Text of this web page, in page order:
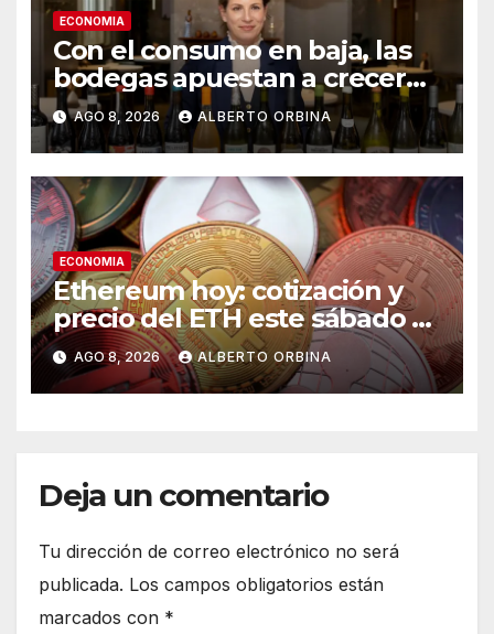
ECONOMIA
Con el consumo en baja, las
bodegas apuestan a crecer
transformando el vino
argentino en una experiencia
gourmet
AGO 8, 2026 ALBERTO ORBINA
ECONOMIA
Ethereum hoy: cotización y
precio del ETH este sábado 8
de agosto de 2026
AGO 8, 2026 ALBERTO ORBINA
Deja un comentario
Tu dirección de correo electrónico no será
publicada. Los campos obligatorios están
marcados con *